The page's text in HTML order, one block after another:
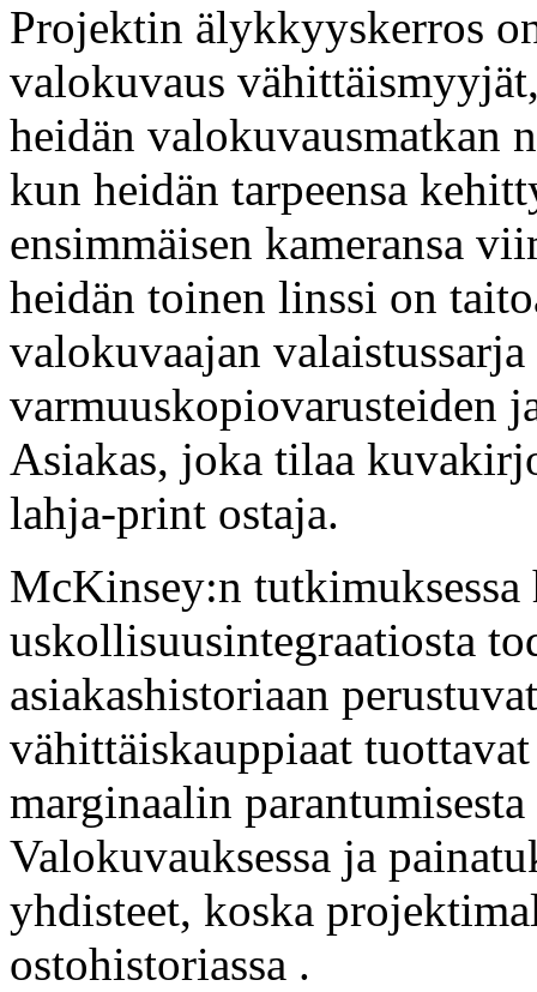
Projektin älykkyyskerros
valokuvaus
heidän valokuvausmatkan
kun heidän tarpeensa
ensimmäisen kameransa
heidän toinen linssi on
valokuvaajan
varmuuskopiovarusteiden
Asiakas, joka tilaa
lahja-print ostaja.
McKinsey:n
uskollisuusintegraatiosta
asiakashistoriaan
vähittäiskauppiaat
marginaalin
Valokuvauksessa ja
yhdisteet, koska
ostohistoriassa .